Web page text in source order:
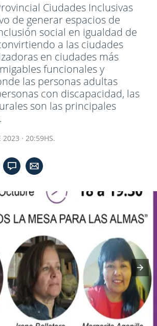
Ciudades Inclusivas
de generar espacios de
social en igualdad de
a las ciudades
en ciudades más
funcionales y
las personas adultas
con discapacidad, las
son las principales
2023 · 20:59HS.